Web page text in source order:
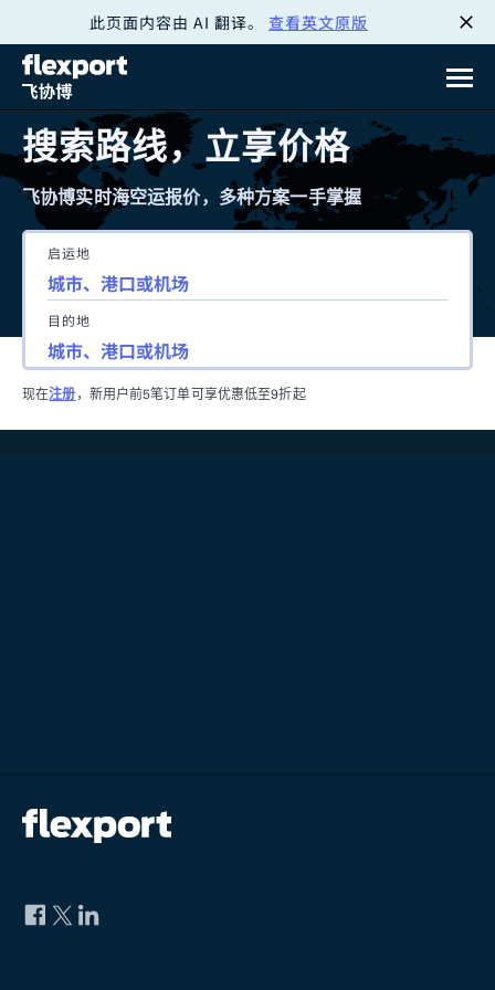
此页面内容由 AI 翻译。 查看英文原版
搜索路线，立享价格
飞协博实时海空运报价，多种方案一手掌握
启运地
目的地
现在注册 ，新用户前5笔订单可享优惠低至9折起